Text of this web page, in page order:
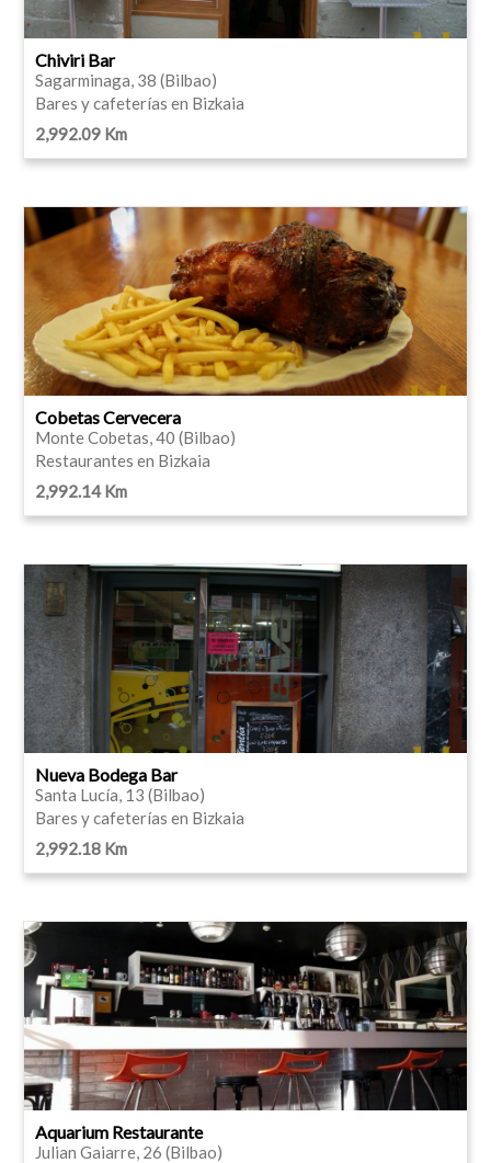
Chiviri Bar
Sagarminaga, 38 (Bilbao)
Bares y cafeterías en Bizkaia
2,992.09 Km
Cobetas Cervecera
Monte Cobetas, 40 (Bilbao)
Restaurantes en Bizkaia
2,992.14 Km
Nueva Bodega Bar
Santa Lucía, 13 (Bilbao)
Bares y cafeterías en Bizkaia
2,992.18 Km
Aquarium Restaurante
Julian Gaiarre, 26 (Bilbao)